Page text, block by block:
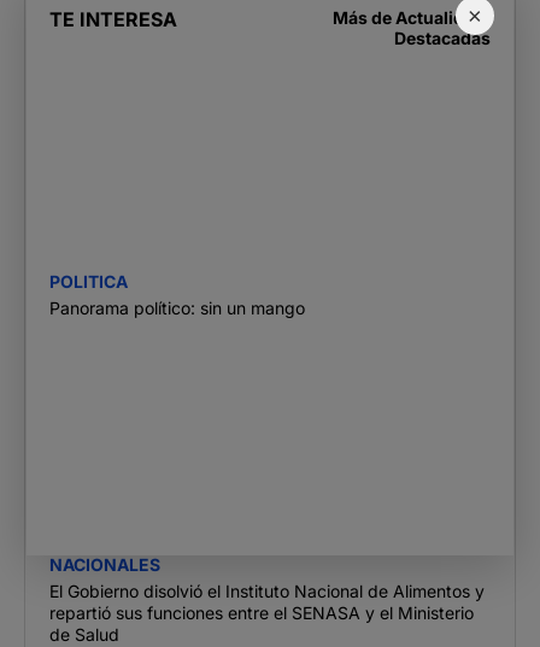
×
TE INTERESA Más de Actualidad
Destacadas
POLITICA
Panorama político: sin un mango
NACIONALES
El Gobierno disolvió el Instituto Nacional de Alimentos y
repartió sus funciones entre el SENASA y el Ministerio
de Salud